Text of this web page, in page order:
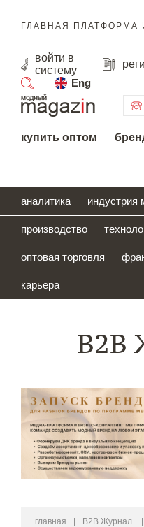
ГЛАВНАЯ ПЛАТФОРМА
войти в
систему
Eng
поиск
купить оптом
аналитика индустрия
производство
оптовая торговля
карьера
B2B
главная B2B Журнал